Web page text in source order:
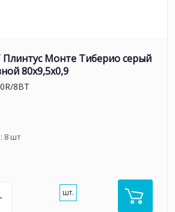
Плинтус Монте Тиберио серый
80x9,5x0,9
8BT
8шт
шт.